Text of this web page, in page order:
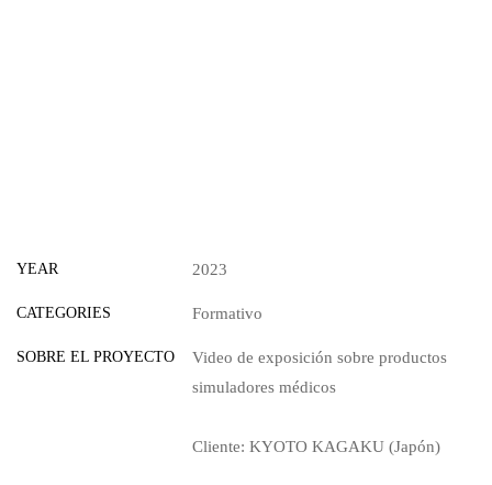
YEAR 2023
CATEGORIES Formativo
SOBRE EL PROYECTO
Video de exposición sobre productos
simuladores médicos
Cliente: KYOTO KAGAKU (Japón)